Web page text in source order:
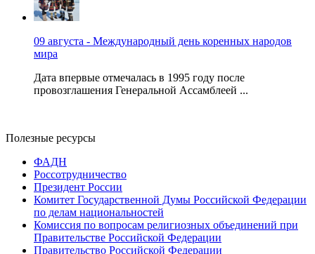
09 августа - Международный день коренных народов
мира
Дата впервые отмечалась в 1995 году после
провозглашения Генеральной Ассамблеей ...
Полезные ресурсы
ФАДН
Россотрудничество
Президент России
Комитет Государственной Думы Российской Федерации
по делам национальностей
Комиссия по вопросам религиозных объединений при
Правительстве Российской Федерации
Правительство Российской Федерации